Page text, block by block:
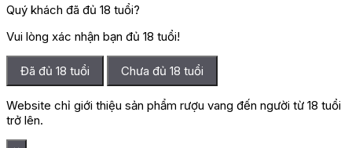
Quý khách đã đủ 18 tuổi?
Vui lòng xác nhận bạn đủ 18 tuổi!
Đã đủ 18 tuổi Chưa đủ 18 tuổi
Website chỉ giới thiệu sản phẩm rượu vang đến người từ 18 tuổi
trở lên.